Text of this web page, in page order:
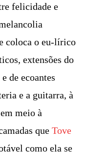
felicidade e
coloca o eu-lírico
extensões do
de ecoantes
e a guitarra, à
meio à
que Tove
como ela se